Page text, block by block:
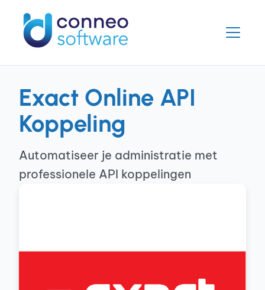
Exact Online API
Koppeling
Automatiseer je administratie met
professionele API koppelingen